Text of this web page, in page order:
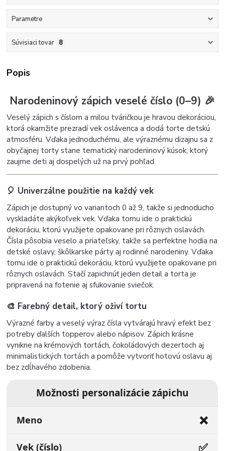
Parametre
Súvisiaci tovar 8
Popis
Narodeninový zápich veselé číslo (0–9) 🎉
Veselý zápich s číslom a milou tváričkou je hravou dekoráciou,
ktorá okamžite prezradí vek oslávenca a dodá torte detskú
atmosféru. Vďaka jednoduchému, ale výraznému dizajnu sa z
obyčajnej torty stane tematický narodeninový kúsok, ktorý
zaujme deti aj dospelých už na prvý pohľad.
🎈 Univerzálne použitie na každý vek
Zápich je dostupný vo variantoch 0 až 9, takže si jednoducho
vyskladáte akýkoľvek vek. Vďaka tomu ide o praktickú
dekoráciu, ktorú využijete opakovane pri rôznych oslavách.
Čísla pôsobia veselo a priateľsky, takže sa perfektne hodia na
detské oslavy, škôlkarske párty aj rodinné narodeniny. Vďaka
tomu ide o praktickú dekoráciu, ktorú využijete opakovane pri
rôznych oslavách. Stačí zapichnúť jeden detail a torta je
pripravená na fotenie aj sfukovanie sviečok.
🎨 Farebný detail, ktorý oživí tortu
Výrazné farby a veselý výraz čísla vytvárajú hravý efekt bez
potreby ďalších topperov alebo nápisov. Zápich krásne
vynikne na krémových tortách, čokoládových dezertoch aj
minimalistických tortách a pomôže vytvoriť hotovú oslavu aj
bez zdĺhavého zdobenia.
Možnosti personalizácie zápichu
Meno ❌
Vek (číslo) ✅